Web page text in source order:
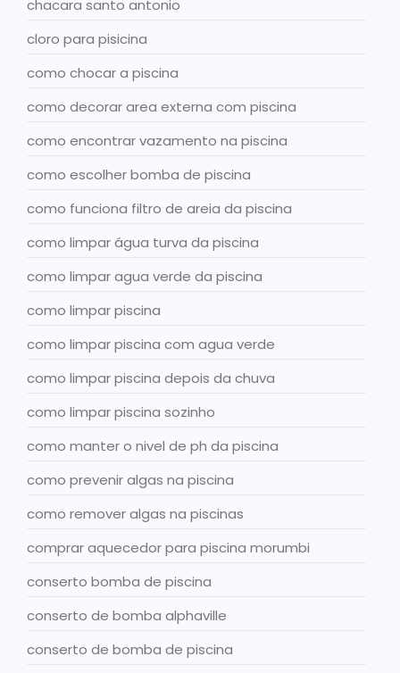
chacara santo antonio
cloro para pisicina
como chocar a piscina
como decorar area externa com piscina
como encontrar vazamento na piscina
como escolher bomba de piscina
como funciona filtro de areia da piscina
como limpar água turva da piscina
como limpar agua verde da piscina
como limpar piscina
como limpar piscina com agua verde
como limpar piscina depois da chuva
como limpar piscina sozinho
como manter o nivel de ph da piscina
como prevenir algas na piscina
como remover algas na piscinas
comprar aquecedor para piscina morumbi
conserto bomba de piscina
conserto de bomba alphaville
conserto de bomba de piscina